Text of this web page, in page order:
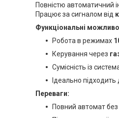
Повністю автоматичний
Працює за сигналом від
Функціональні
Робота в режимах
Керування через
Сумісність із
Ідеально підходить
Переваги:
Повний автомат без